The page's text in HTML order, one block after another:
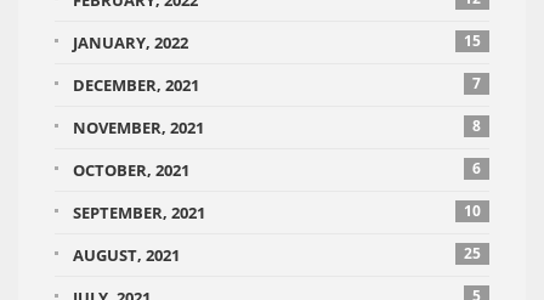
JANUARY, 2022 15
DECEMBER, 2021 7
NOVEMBER, 2021 8
OCTOBER, 2021 6
SEPTEMBER, 2021 10
AUGUST, 2021 25